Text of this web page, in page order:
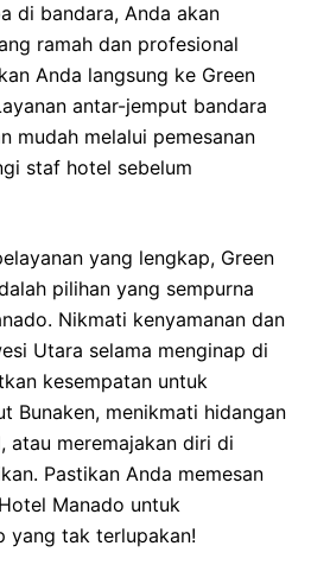
di bandara, Anda akan
ramah dan profesional
Anda langsung ke Green
antar-jemput bandara
mudah melalui pemesanan
staf hotel sebelum
yang lengkap, Green
pilihan yang sempurna
Nikmati kenyamanan dan
Utara selama menginap di
kesempatan untuk
Bunaken, menikmati hidangan
atau meremajakan diri di
Pastikan Anda memesan
Manado untuk
yang tak terlupakan!